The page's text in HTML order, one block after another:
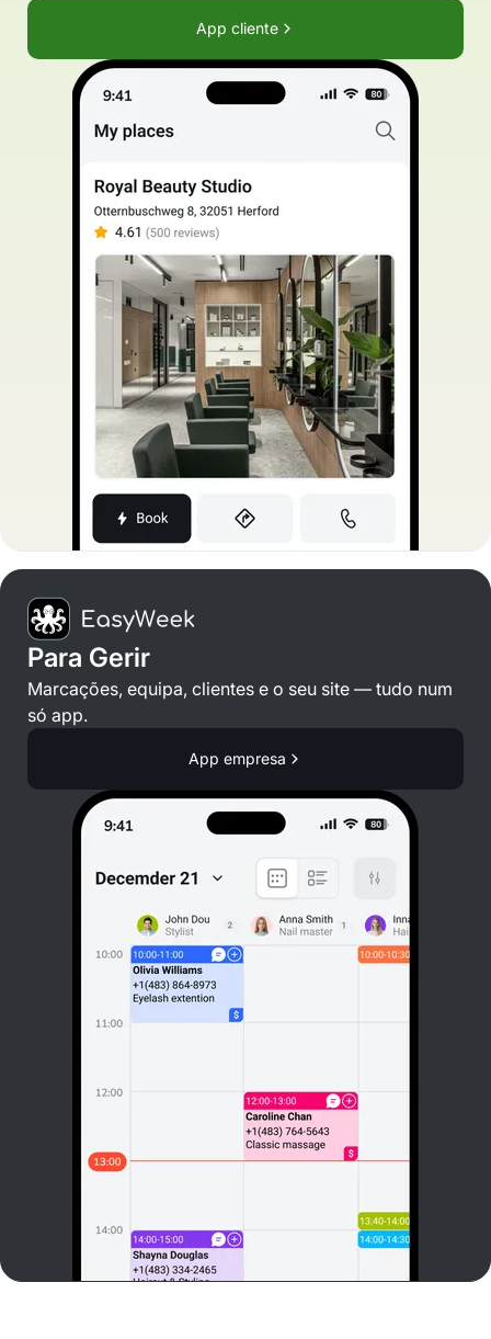
App cliente
Para Gerir
Marcações, equipa, clientes e o seu site — tudo num
só app.
App empresa